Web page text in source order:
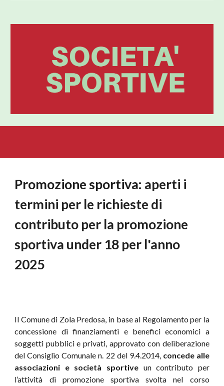
Promozione sportiva: aperti i
termini per le richieste di
contributo per la promozione
sportiva under 18 per l'anno
2025
Il Comune di Zola Predosa, in base al Regolamento per la
concessione di finanziamenti e benefici economici a
soggetti pubblici e privati, approvato con deliberazione
del Consiglio Comunale n. 22 del 9.4.2014,concede alle
associazioni e società sportive un contributo per
l’attività di promozione sportiva svolta nel corso